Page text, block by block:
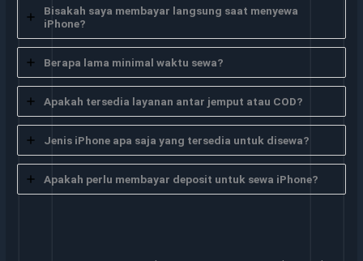
Bisakah saya membayar langsung saat menyewa
iPhone?
Berapa lama minimal waktu sewa?
Apakah tersedia layanan antar jemput atau COD?
Jenis iPhone apa saja yang tersedia untuk disewa?
Apakah perlu membayar deposit untuk sewa iPhone?